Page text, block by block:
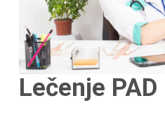
Lečenje PAD